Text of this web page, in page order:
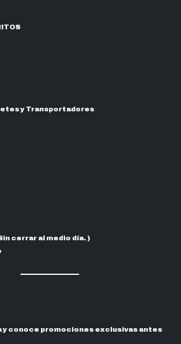
y Transportadores
cerrar al medio día. )
y conoce promociones exclusivas antes